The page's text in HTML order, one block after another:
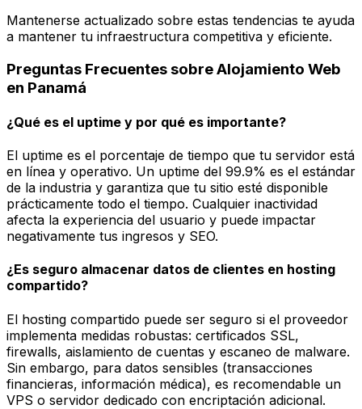
Mantenerse actualizado sobre estas tendencias te ayuda
a mantener tu infraestructura competitiva y eficiente.
Preguntas Frecuentes sobre Alojamiento Web
en Panamá
¿Qué es el uptime y por qué es importante?
El uptime es el porcentaje de tiempo que tu servidor está
en línea y operativo. Un uptime del 99.9% es el estándar
de la industria y garantiza que tu sitio esté disponible
prácticamente todo el tiempo. Cualquier inactividad
afecta la experiencia del usuario y puede impactar
negativamente tus ingresos y SEO.
¿Es seguro almacenar datos de clientes en hosting
compartido?
El hosting compartido puede ser seguro si el proveedor
implementa medidas robustas: certificados SSL,
firewalls, aislamiento de cuentas y escaneo de malware.
Sin embargo, para datos sensibles (transacciones
financieras, información médica), es recomendable un
VPS o servidor dedicado con encriptación adicional.